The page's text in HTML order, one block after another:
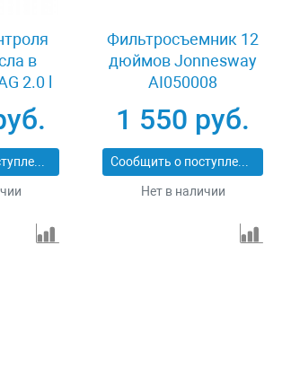
в
2.0 l
4.2 л
Сообщить о поступлении
Фильтросъемник 12
дюймов Jonnesway
AI050008
1 550 руб.
Сообщить о поступлении
Нет в наличии